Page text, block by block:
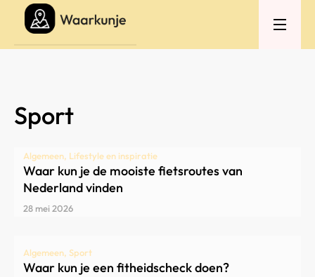
Sport
Algemeen, Lifestyle en inspiratie
Waar kun je de mooiste fietsroutes van
Nederland vinden
28 mei 2026
Algemeen, Sport
Waar kun je een fitheidscheck doen?